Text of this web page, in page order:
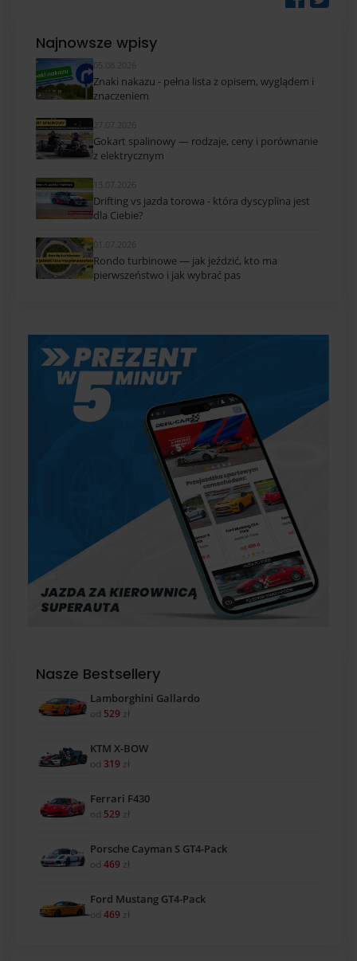
Najnowsze wpisy
05.08.2026
Znaki nakazu - pełna lista z opisem, wyglądem i
znaczeniem
27.07.2026
Gokart spalinowy — rodzaje, ceny i porównanie
z elektrycznym
13.07.2026
Drifting vs jazda torowa - która dyscyplina jest
dla Ciebie?
01.07.2026
Rondo turbinowe — jak jeździć, kto ma
pierwszeństwo i jak wybrać pas
Nasze Bestsellery
Lamborghini Gallardo
od 529 zł
KTM X-BOW
od 319 zł
Ferrari F430
od 529 zł
Porsche Cayman S GT4-Pack
od 469 zł
Ford Mustang GT4-Pack
od 469 zł